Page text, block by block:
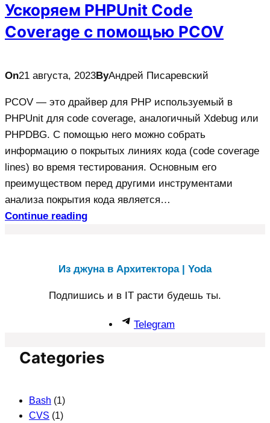
Ускоряем PHPUnit Code
Coverage с помощью PCOV
On21 августа, 2023ByАндрей Писаревский
PCOV — это драйвер для PHP используемый в
PHPUnit для code coverage, аналогичный Xdebug или
PHPDBG. С помощью него можно собрать
информацию о покрытых линиях кода (code coverage
lines) во время тестирования. Основным его
преимуществом перед другими инструментами
анализа покрытия кода является…
Continue reading
Из джуна в Архитектора | Yoda
Подпишись и в IT расти будешь ты.
Telegram
Categories
Bash (1)
CVS (1)